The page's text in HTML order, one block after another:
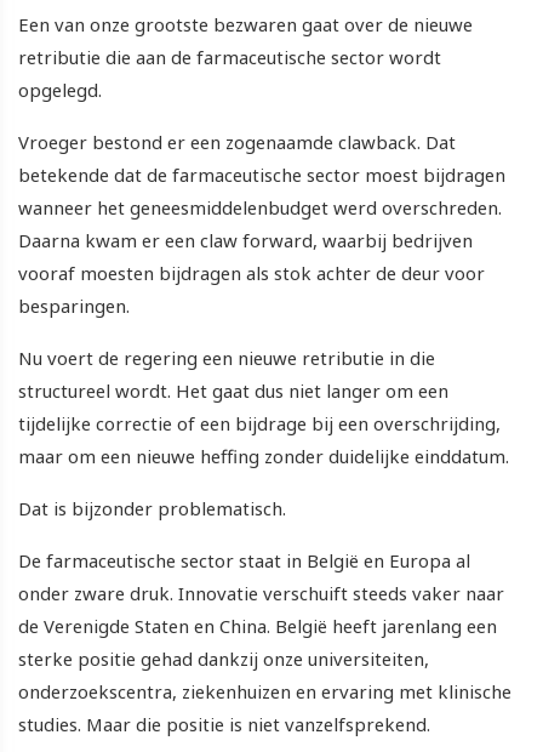
Een van onze grootste bezwaren gaat over de nieuwe
retributie die aan de farmaceutische sector wordt
opgelegd.
Vroeger bestond er een zogenaamde clawback. Dat
betekende dat de farmaceutische sector moest bijdragen
wanneer het geneesmiddelenbudget werd overschreden.
Daarna kwam er een claw forward, waarbij bedrijven
vooraf moesten bijdragen als stok achter de deur voor
besparingen.
Nu voert de regering een nieuwe retributie in die
structureel wordt. Het gaat dus niet langer om een
tijdelijke correctie of een bijdrage bij een overschrijding,
maar om een nieuwe heffing zonder duidelijke einddatum.
Dat is bijzonder problematisch.
De farmaceutische sector staat in België en Europa al
onder zware druk. Innovatie verschuift steeds vaker naar
de Verenigde Staten en China. België heeft jarenlang een
sterke positie gehad dankzij onze universiteiten,
onderzoekscentra, ziekenhuizen en ervaring met klinische
studies. Maar die positie is niet vanzelfsprekend.